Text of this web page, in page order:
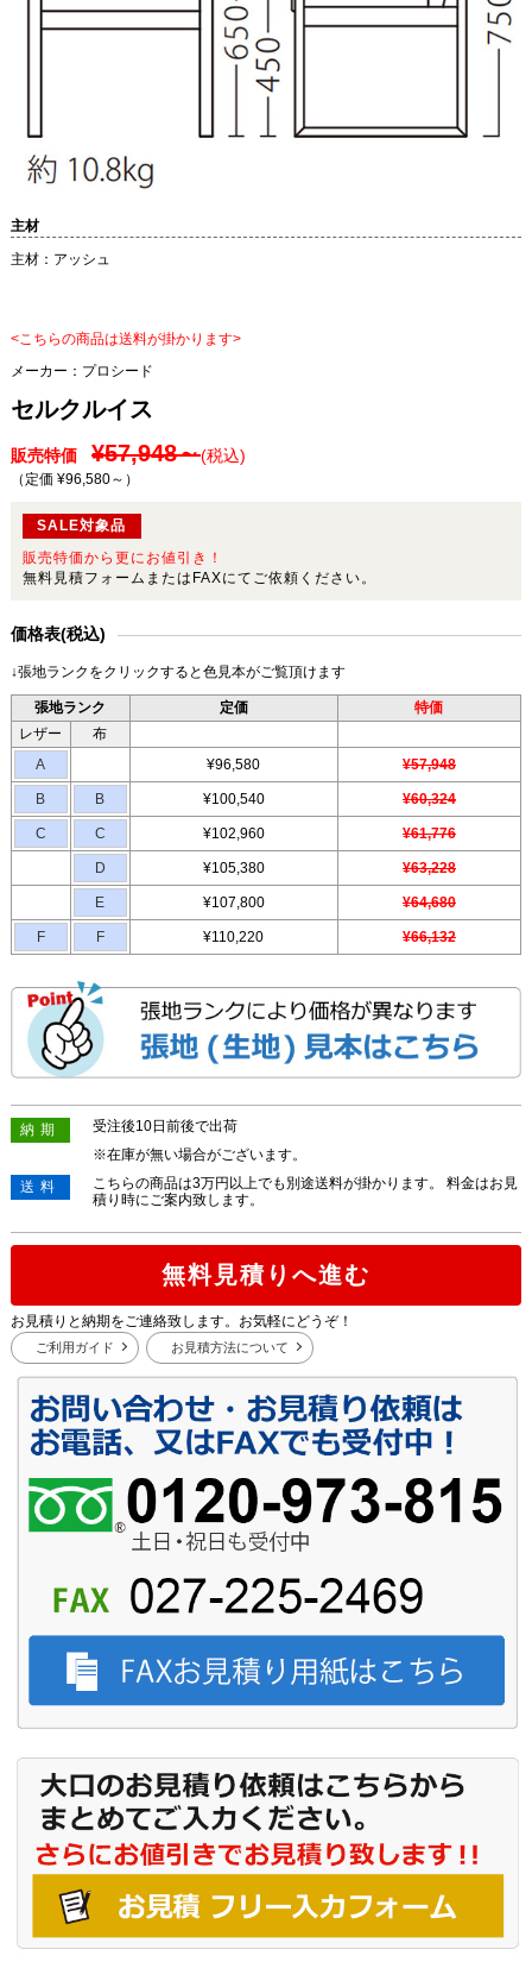
主材
主材：アッシュ
<こちらの商品は送料が掛かります>
メーカー： プロシード
セルクルイス
販売特価 ¥57,948～(税込)
（定価 ¥96,580～ ）
SALE対象品
販売特価から更にお値引き！
無料見積フォームまたはFAXにてご依頼ください。
価格表(税込)
↓張地ランクをクリックすると色見本がご覧頂けます
張地ランク 定価
特価
レザー
布
A
¥96,580 ¥57,948
B B ¥100,540 ¥60,324
C C ¥102,960 ¥61,776
D ¥105,380 ¥63,228
E ¥107,800 ¥64,680
F F ¥110,220 ¥66,132
納期
受注後10日前後で出荷
※在庫が無い場合がございます。
送料
こちらの商品は3万円以上でも別途送料が掛かります。 料金はお見
積り時にご案内致します。
無料見積りへ進む
お見積りと納期をご連絡致します。お気軽にどうぞ！
ご利用ガイド お見積方法について